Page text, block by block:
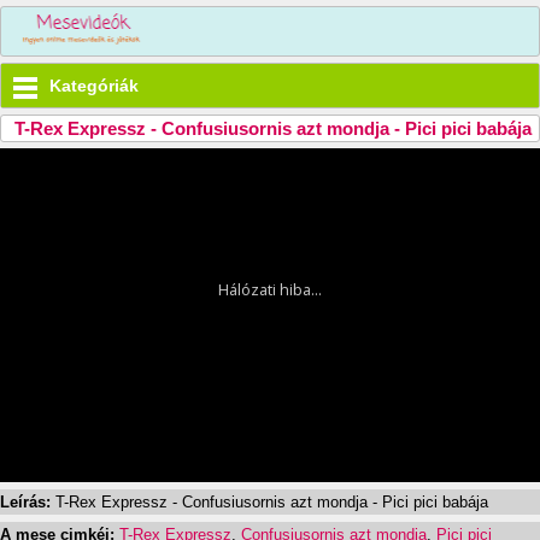
Kategóriák
T-Rex Expressz - Confusiusornis azt mondja - Pici pici babája
Leírás: T-Rex Expressz - Confusiusornis azt mondja - Pici pici babája
A mese cimkéi: T-Rex Expressz Confusiusornis azt mondja Pici pici